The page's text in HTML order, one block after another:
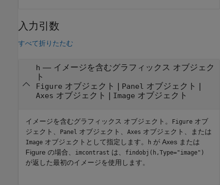
入力引数
すべて折りたたむ
h — イメージを含むグラフィックス オブジェク
ト
Figure オブジェクト | Panel オブジェクト |
Axes オブジェクト | Image オブジェクト
イメージを含むグラフィックス オブジェクト。 Figure オブ
ジェクト、
Panel オブジェクト、 Axes オブジェクト、または
Image オブジェクトとして指定します。 h が Axes または
Figure の場合、
imcontrast は、 findobj(h,Type="image")
が返した最初のイメージを使用します。